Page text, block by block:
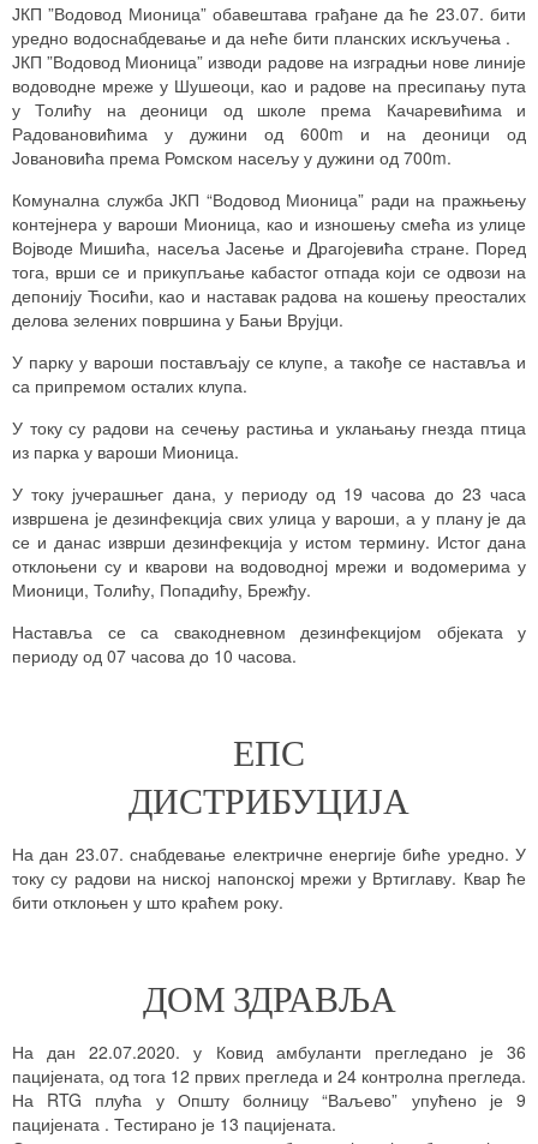
ЈКП ”Водовод Мионица” обавештава грађане да ће 23.07. бити
уредно водоснабдевање и да неће бити планских искључења .
ЈКП ”Водовод Мионица” изводи радове на изградњи нове линије
водоводне мреже у Шушеоци, као и радове на пресипању пута
у Толићу на деоници од школе према Качаревићима и
Радовановићима у дужини од 600m и на деоници од
Јовановића према Ромском насељу у дужини од 700m.
Комунална служба ЈКП “Водовод Мионица” ради на пражњењу
контејнера у вароши Мионица, као и изношењу смећа из улице
Војводе Мишића, насеља Јасење и Драгојевића стране. Поред
тога, врши се и прикупљање кабастог отпада који се одвози на
депонију Ћосићи, као и наставак радова на кошењу преосталих
делова зелених површина у Бањи Врујци.
У парку у вароши постављају се клупе, а такође се наставља и
са припремом осталих клупа.
У току су радови на сечењу растиња и уклањању гнезда птица
из парка у вароши Мионица.
У току јучерашњег дана, у периоду од 19 часова до 23 часа
извршена је дезинфекција свих улица у вароши, а у плану је да
се и данас изврши дезинфекција у истом термину. Истог дана
отклоњени су и кварови на водоводној мрежи и водомерима у
Мионици, Толићу, Попадићу, Брежђу.
Наставља се са свакодневном дезинфекцијом објеката у
периоду од 07 часова до 10 часова.
ЕПС
ДИСТРИБУЦИЈА
На дан 23.07. снабдевање електричне енергије биће уредно. У
току су радови на ниској напонској мрежи у Вртиглаву. Квар ће
бити отклоњен у што краћем року.
ДОМ ЗДРАВЉА
На дан 22.07.2020. у Ковид амбуланти прегледано је 36
пацијената, од тога 12 првих прегледа и 24 контролна прегледа.
На RTG плућа у Општу болницу “Ваљево” упућено је 9
пацијената . Тестирано је 13 пацијената.